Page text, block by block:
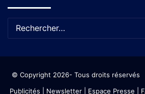
© Copyright 2026- Tous droits
Publicités
Newsletter| Espace Presse |